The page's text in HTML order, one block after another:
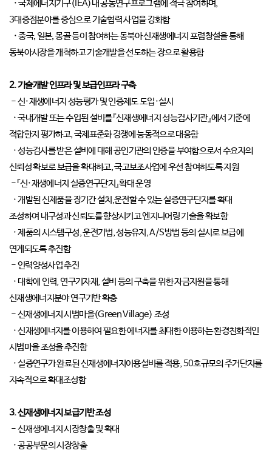
· 국제에너지기구(IEA)내 공동연구프로그램에 적극 참여하며,
3대중점분야를 중심으로 기술협력 사업을 강화함
· 중국, 일본, 몽골 등이 참여하는 동북아 신재생에너지 포럼창설을 통해
동북아시장을 개척하고 기술개발을 선도하는 장으로 활용함
2. 기술개발 인프라 및 보급인프라 구축
- 신·재생에너지 성능평가 및 인증제도 도입·실시
· 국내개발 또는 수입된 설비를『신재생에너지 성능검사기관』에서 기준에
적합한지 평가하고, 국제표준화 경쟁에 능동적으로 대응함
· 성능검사를 받은 설비에 대해 공인기관의 인증을 부여함으로서 수요자의
신뢰성 확보로 보급을 확대하고, 국고보조사업에 우선 참여하도록 지원
-『신·재생에너지 실증연구단지』확대 운영
· 개발된 신제품을 장기간 설치,운전할 수 있는 실증연구단지를 확대
조성하여 내구성과 신뢰도를 향상시키고 엔지니어링 기술을 확보함
· 제품의 시스템구성, 운전기법, 성능유지, A/S방법 등의 실시로 보급에
연계되도록 추진함
- 인력양성사업 추진
· 대학에 인력, 연구기자재, 설비 등의 구축을 위한 자금지원을 통해
신재생에너지분야 연구기반 확충
- 신재생에너지 시범마을(Green Village) 조성
· 신재생에너지를 이용하여 필요한 에너지를 최대한 이용하는 환경친화적인
시범마을 조성을 추진함
· 실증연구가 완료된 신재생에너지이용설비를 적용, 50호규모의 주거단지를
지속적으로 확대조성함
3. 신재생에너지 보급기반 조성
- 신재생에너지 시장창출 및 확대
· 공공부문의 시장창출